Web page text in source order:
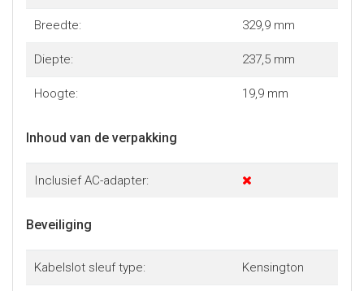
Breedte: 329,9 mm
Diepte: 237,5 mm
Hoogte: 19,9 mm
Inhoud van de verpakking
Inclusief AC-adapter:
Beveiliging
Kabelslot sleuf type: Kensington